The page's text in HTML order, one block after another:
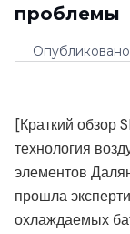
проблемы
Опубликовано
[Краткий обзор
технология
элементов
прошла
охлаждаемых